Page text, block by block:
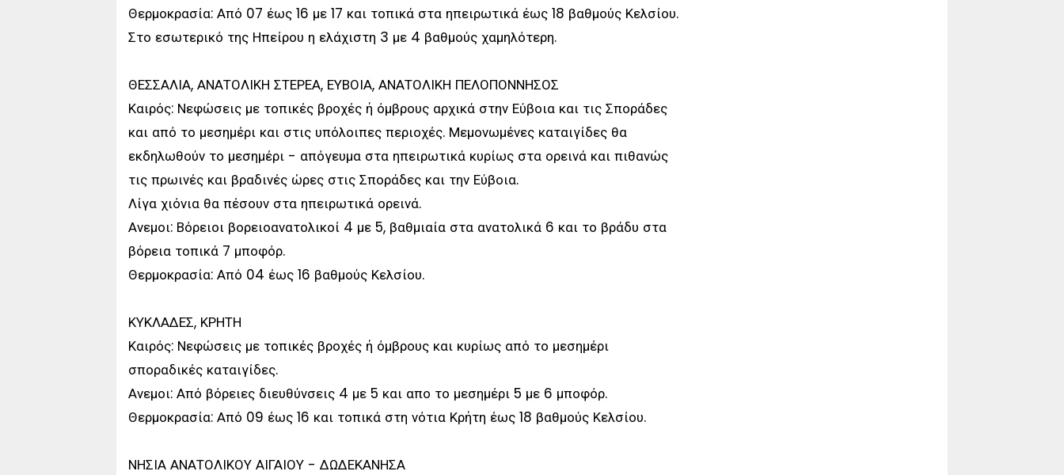
Θερμοκρασία: Από 07 έως 16 με 17 και τοπικά στα ηπειρωτικά έως 18 βαθμούς Κελσίου.
Στο εσωτερικό της Ηπείρου η ελάχιστη 3 με 4 βαθμούς χαμηλότερη.
ΘΕΣΣΑΛΙΑ, ΑΝΑΤΟΛΙΚΗ ΣΤΕΡΕΑ, ΕΥΒΟΙΑ, ΑΝΑΤΟΛΙΚΗ ΠΕΛΟΠΟΝΝΗΣΟΣ
Καιρός: Νεφώσεις με τοπικές βροχές ή όμβρους αρχικά στην Εύβοια και τις Σποράδες
και από το μεσημέρι και στις υπόλοιπες περιοχές. Μεμονωμένες καταιγίδες θα
εκδηλωθούν το μεσημέρι - απόγευμα στα ηπειρωτικά κυρίως στα ορεινά και πιθανώς
τις πρωινές και βραδινές ώρες στις Σποράδες και την Εύβοια.
Λίγα χιόνια θα πέσουν στα ηπειρωτικά ορεινά.
Ανεμοι: Βόρειοι βορειοανατολικοί 4 με 5, βαθμιαία στα ανατολικά 6 και το βράδυ στα
βόρεια τοπικά 7 μποφόρ.
Θερμοκρασία: Από 04 έως 16 βαθμούς Κελσίου.
ΚΥΚΛΑΔΕΣ, ΚΡΗΤΗ
Καιρός: Νεφώσεις με τοπικές βροχές ή όμβρους και κυρίως από το μεσημέρι
σποραδικές καταιγίδες.
Ανεμοι: Από βόρειες διευθύνσεις 4 με 5 και απο το μεσημέρι 5 με 6 μποφόρ.
Θερμοκρασία: Από 09 έως 16 και τοπικά στη νότια Κρήτη έως 18 βαθμούς Κελσίου.
ΝΗΣΙΑ ΑΝΑΤΟΛΙΚΟΥ ΑΙΓΑΙΟΥ - ΔΩΔΕΚΑΝΗΣΑ